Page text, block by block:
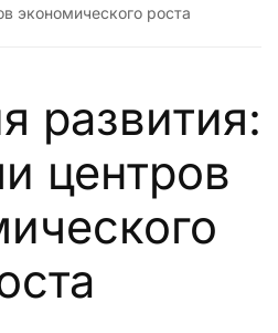
экономического роста
развития:
центров